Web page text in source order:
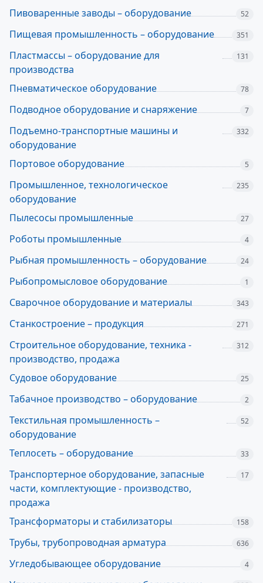
Пивоваренные заводы – оборудование 52
Пищевая промышленность – оборудование 351
Пластмассы – оборудование для
производства
131
Пневматическое оборудование 78
Подводное оборудование и снаряжение 7
Подъемно-транспортные машины и
оборудование
332
Портовое оборудование 5
Промышленное, технологическое
оборудование
235
Пылесосы промышленные 27
Роботы промышленные 4
Рыбная промышленность – оборудование 24
Рыбопромысловое оборудование 1
Сварочное оборудование и материалы 343
Станкостроение – продукция 271
Строительное оборудование, техника -
производство, продажа
312
Судовое оборудование 25
Табачное производство – оборудование 2
Текстильная промышленность –
оборудование
52
Теплосеть – оборудование 33
Транспортерное оборудование, запасные
части, комплектующие - производство,
продажа
17
Трансформаторы и стабилизаторы 158
Трубы, трубопроводная арматура 636
Угледобывающее оборудование 4